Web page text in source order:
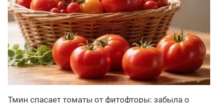
Тмин спасает томаты от фитофторы: забыла о